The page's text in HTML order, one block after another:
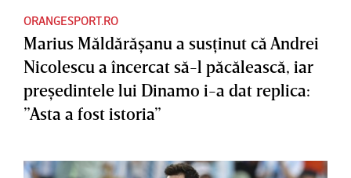
ORANGESPORT.RO
Marius Măldărăşanu a susţinut că Andrei
Nicolescu a încercat să-l păcălească, iar
preşedintele lui Dinamo i-a dat replica:
”Asta a fost istoria”